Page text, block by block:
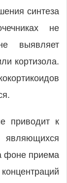
синтеза
не
выявляет
кортизола.
приводит к
фоне приема